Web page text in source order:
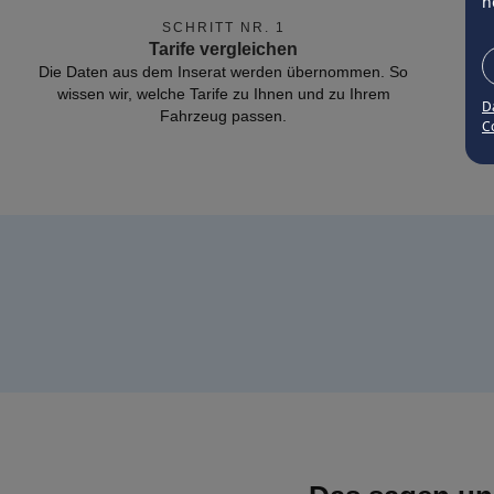
SCHRITT NR. 1
Tarife vergleichen
Die Daten aus dem Inserat werden übernommen. So
wissen wir, welche Tarife zu Ihnen und zu Ihrem
Fahrzeug passen.